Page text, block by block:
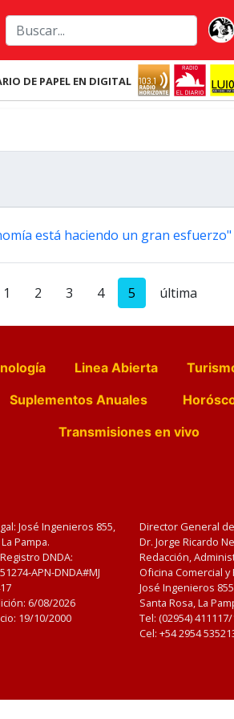
DE PAPEL EN DIGITAL
está haciendo un gran esfuerzo"
1 2 3 4 5 última
Linea Abierta
Suplementos Anuales
Transmisiones en vivo
José Ingenieros 855,
Pampa.
DNDA:
APN-DNDA#MJ
6/08/2026
19/10/2000
Director General
Dr. Jorge Ricardo
Redacción,
Oficina Comercial
José Ingenieros
Santa Rosa, La
Tel: (02954)
Cel: +54 2954